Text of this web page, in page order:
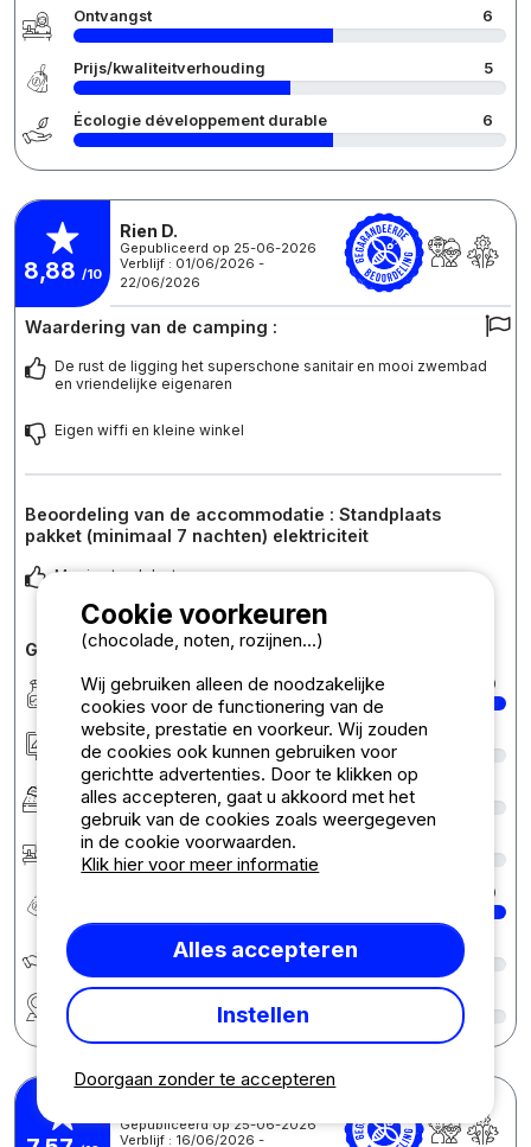
Ontvangst 6
Prijs/kwaliteitverhouding 5
Écologie développement durable 6
8,88 /10
Rien D.
Gepubliceerd op 25-06-2026
Verblijf : 01/06/2026 -
22/06/2026
Waardering van de camping :
De rust de ligging het superschone sanitair en mooi zwembad
en vriendelijke eigenaren
Eigen wiffi en kleine winkel
Beoordeling van de accommodatie : Standplaats
pakket (minimaal 7 nachten) elektriciteit
Mooie standplaatsen
Gedetailleerde opmerkingen over de camping
Netheid 10
Accommodatie/Staanplaats
Comfort
Ontvangst
10
Écologie développement durable
Regio
Gepubliceerd op 25-06-2026
Verblijf : 16/06/2026 -
Doorgaan zonder te accepteren
Cookie voorkeuren
(chocolade, noten, rozijnen...)
Wij gebruiken alleen de noodzakelijke
cookies voor de functionering van de
website, prestatie en voorkeur. Wij zouden
de cookies ook kunnen gebruiken voor
gerichtte advertenties. Door te klikken op
alles accepteren, gaat u akkoord met het
gebruik van de cookies zoals weergegeven
in de cookie voorwaarden.
Klik hier voor meer informatie
Alles accepteren
Instellen